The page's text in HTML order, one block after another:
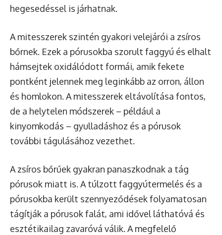
hegesedéssel is járhatnak.
A mitesszerek szintén gyakori velejárói a zsíros
bőrnek. Ezek a pórusokba szorult faggyú és elhalt
hámsejtek oxidálódott formái, amik fekete
pontként jelennek meg leginkább az orron, állon
és homlokon. A mitesszerek eltávolítása fontos,
de a helytelen módszerek – például a
kinyomkodás – gyulladáshoz és a pórusok
további tágulásához vezethet.
A zsíros bőrűek gyakran panaszkodnak a tág
pórusok miatt is. A túlzott faggyútermelés és a
pórusokba került szennyeződések folyamatosan
tágítják a pórusok falát, ami idővel láthatóvá és
esztétikailag zavaróvá válik. A megfelelő